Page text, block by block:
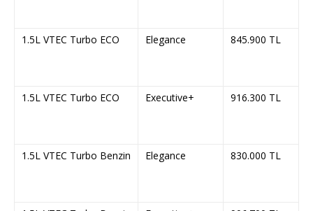
1.5L VTEC Turbo ECO Elegance 845.900 TL
1.5L VTEC Turbo ECO Executive+ 916.300 TL
1.5L VTEC Turbo Benzin Elegance 830.000 TL